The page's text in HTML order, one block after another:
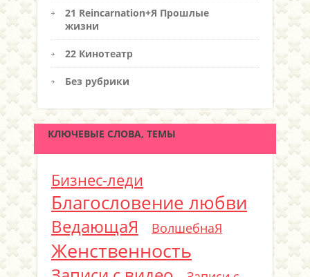
21 Reincarnation+Я Прошлые
жизни
22 Кинотеатр
Без рубрики
КЛЮЧЕВЫЕ СЛОВА, ТЕМЫ
Бизнес-леди
Благословение любви
ВедающаЯ ВолшебнаЯ
Женственность